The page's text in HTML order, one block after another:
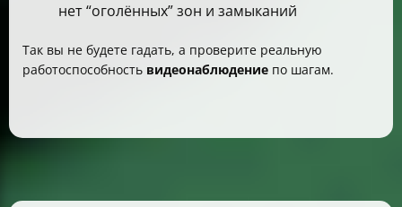
нет “оголённых” зон и замыканий
Так вы не будете гадать, а проверите реальную
работоспособность видеонаблюдение по шагам.